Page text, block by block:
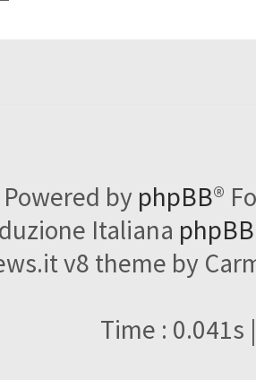
Powered by phpBB®
Italiana
v8 theme by
Time : 0.041s